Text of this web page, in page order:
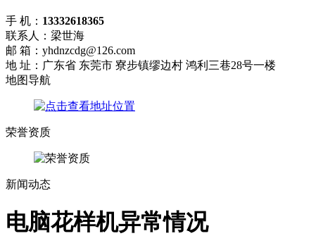
手 机： 13332618365
联系人：梁世海
邮 箱：yhdnzcdg@126.com
地 址：广东省 东莞市 寮步镇缪边村 鸿利三巷28号一楼
地图导航
荣誉资质
新闻动态
电脑花样机异常情况